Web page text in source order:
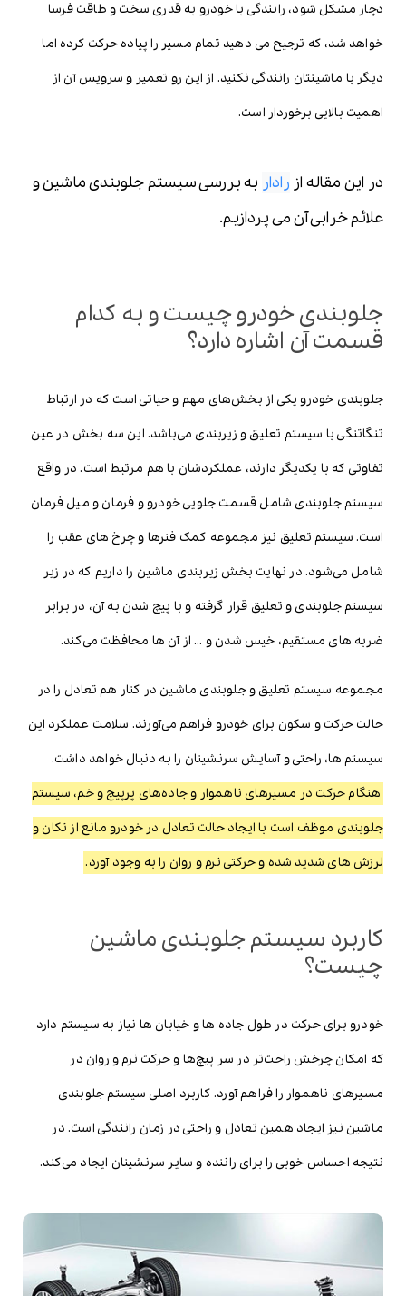
دچار مشکل شود، رانندگی با خودرو به قدری سخت و طاقت فرسا
خواهد شد، که ترجیح می دهید تمام مسیر را پیاده حرکت کرده اما
دیگر با ماشینتان رانندگی نکنید. از این رو تعمیر و سرویس آن از
اهمیت بالایی برخوردار است.
در این مقاله از رادار به بررسی سیستم جلوبندی ماشین و
علائم خرابی آن می پردازیم.
جلوبندی خودرو چیست و به کدام
قسمت آن اشاره دارد؟
جلوبندی خودرو یکی از بخش‌های مهم و حیاتی است که در ارتباط
تنگاتنگی با سیستم تعلیق و زیربندی می‌باشد. این سه بخش در عین
تفاوتی که با یکدیگر دارند، عملکردشان با هم مرتبط است. در واقع
سیستم جلوبندی شامل قسمت جلویی خودرو و فرمان و میل فرمان
است. سیستم تعلیق نیز مجموعه کمک فنرها و چرخ های عقب را
شامل می‌شود. در نهایت بخش زیربندی ماشین را داریم که در زیر
سیستم جلوبندی و تعلیق قرار گرفته و با پیچ شدن به آن، در برابر
ضربه های مستقیم، خیس شدن و … از آن ها محافظت می‌کند.
مجموعه سیستم تعلیق و جلوبندی ماشین در کنار هم تعادل را در
حالت حرکت و سکون برای خودرو فراهم می‌آورند. سلامت عملکرد این
سیستم ها، راحتی و آسایش سرنشینان را به دنبال خواهد داشت.
هنگام حرکت در مسیرهای ناهموار و جاده‌های پرپیچ و خم، سیستم
جلوبندی موظف است با ایجاد حالت تعادل در خودرو مانع از تکان و
لرزش های شدید شده و حرکتی نرم و روان را به وجود آورد.
کاربرد سیستم جلوبندی ماشین
چیست؟
خودرو برای حرکت در طول جاده ها و خیابان ها نیاز به سیستم دارد
که امکان چرخش راحت‌تر در سر پیچ‌ها و حرکت نرم و روان در
مسیرهای ناهموار را فراهم آورد. کاربرد اصلی سیستم جلوبندی
ماشین نیز ایجاد همین تعادل و راحتی در زمان رانندگی است. در
نتیجه احساس خوبی را برای راننده و سایر سرنشینان ایجاد می‌کند.